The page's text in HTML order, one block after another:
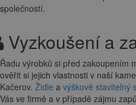
společností.
Vyzkoušení a
Řadu výrobků si před zakoupením
ověřit si jejich vlastnosti v naší
Kačerov. Židle a výškově stavitelný
Vás ve firmě a v případě zájmu